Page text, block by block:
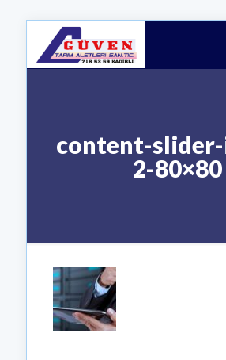
content-slider-
2-80×80